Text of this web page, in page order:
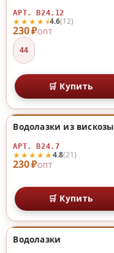
230 ₽ОПТ
★★★★⯨4.6(12)
АРТ. В24.12
44
🛒 Купить
230 ₽ОПТ
★★★★★4.8(21)
Водолазки из вискозы
АРТ. В24.7
🛒 Купить
Водолазки